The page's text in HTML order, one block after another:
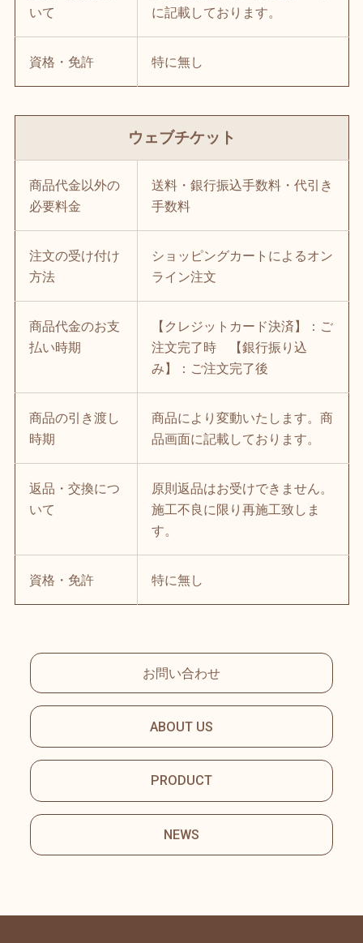
いて
に記載しております。
資格・免許 特に無し
ウェブチケット
商品代金以外の
必要料金
送料・銀行振込手数料・代引き
手数料
注文の受け付け
方法
ショッピングカートによるオン
ライン注文
商品代金のお支
払い時期
【クレジットカード決済】：ご
注文完了時 【銀行振り込
み】：ご注文完了後
商品の引き渡し
時期
商品により変動いたします。商
品画面に記載しております。
返品・交換につ
いて
原則返品はお受けできません。
施工不良に限り再施工致しま
す。
資格・免許 特に無し
お問い合わせ
ABOUT US
PRODUCT
NEWS